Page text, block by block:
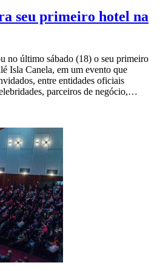
seu primeiro hotel na
no último sábado (18) o seu primeiro
Isla Canela, em um evento que
entre entidades oficiais
parceiros de negócio,…